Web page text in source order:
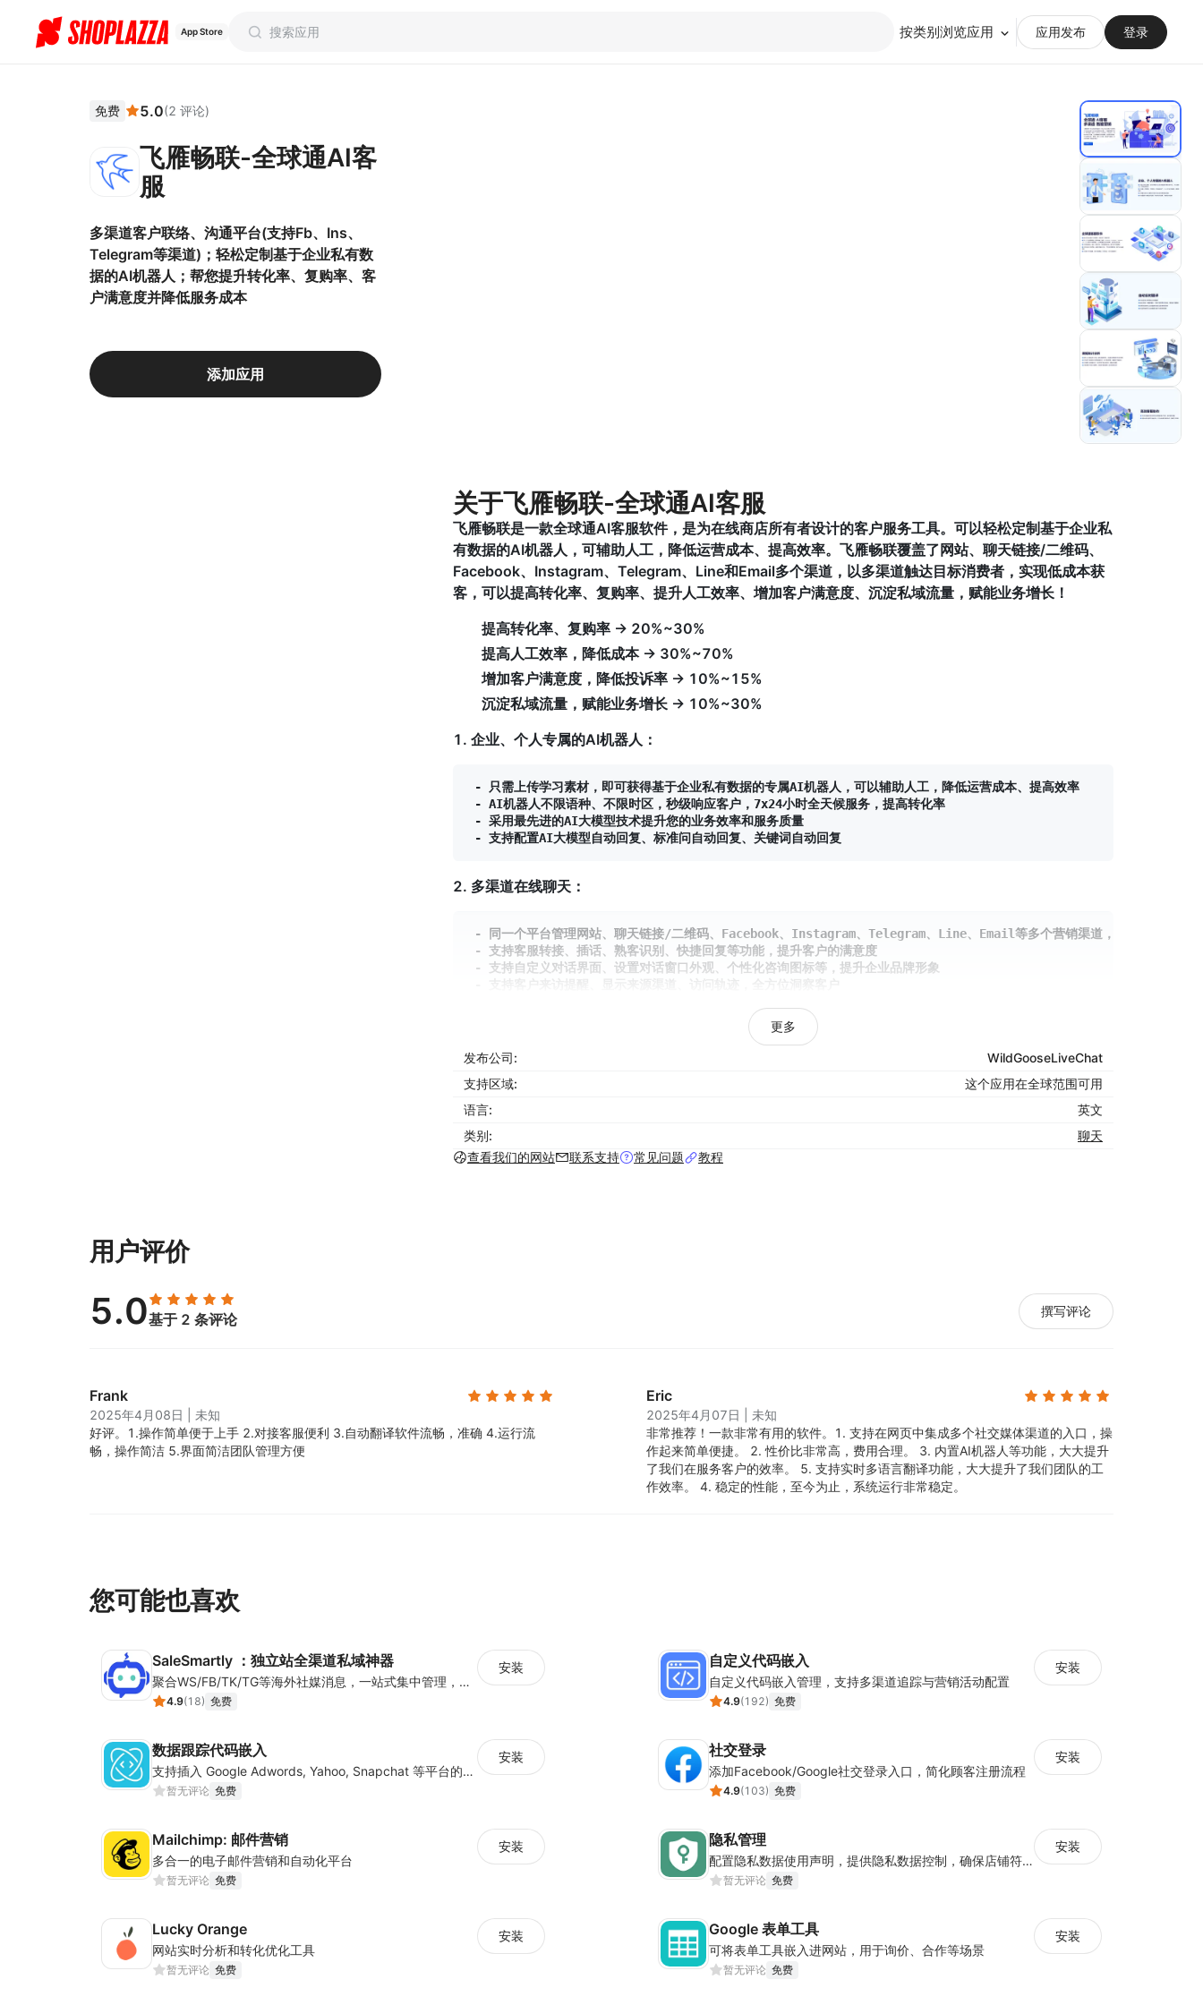
App Store 按类别浏览应用 应用发布 登录
免费 5.0(2 评论)
飞雁畅联-全球通AI客
服
多渠道客户联络、沟通平台(支持Fb、Ins、
Telegram等渠道)；轻松定制基于企业私有数
据的AI机器人；帮您提升转化率、复购率、客
户满意度并降低服务成本
添加应用
关于飞雁畅联-全球通AI客服
飞雁畅联是一款全球通AI客服软件，是为在线商店所有者设计的客户服务工具。可以轻松定制基于企业私
有数据的AI机器人，可辅助人工，降低运营成本、提高效率。飞雁畅联覆盖了网站、聊天链接/二维码、
Facebook、Instagram、Telegram、Line和Email多个渠道，以多渠道触达目标消费者，实现低成本获
客，可以提高转化率、复购率、提升人工效率、增加客户满意度、沉淀私域流量，赋能业务增长！
提高转化率、复购率 -> 20%~30%
提高人工效率，降低成本 -> 30%~70%
增加客户满意度，降低投诉率 -> 10%~15%
沉淀私域流量，赋能业务增长 -> 10%~30%
1. 企业、个人专属的AI机器人：
- 只需上传学习素材，即可获得基于企业私有数据的专属AI机器人，可以辅助人工，降低运营成本、提高效率
- AI机器人不限语种、不限时区，秒级响应客户，7x24小时全天候服务，提高转化率
- 采用最先进的AI大模型技术提升您的业务效率和服务质量
2. 多渠道在线聊天：
- 同一个平台管理网站、聊天链接/二维码、Facebook、Instagram、Telegram、Line、Email等多个营销渠道，以多渠道触达目
- 支持客服转接、插话、熟客识别、快捷回复等功能，提升客户的满意度
- 支持自定义对话界面、设置对话窗口外观、个性化咨询图标等，提升企业品牌形象
- 支持全球201种语言之间的翻译
- 接收的消息可以自动翻译为团队成员使用的语言
更多
发布公司:
WildGooseLiveChat
支持区域:
这个应用在全球范围可用
语言:
英文
类别:
聊天
查看我们的网站
联系支持 常见问题 教程
用户评价
5.0基于 2 条评论 撰写评论
Frank
2025年4月08日
未知
好评。
1.操作简单便于上手 2.对接客服便利 3.自动翻译软件流畅，准确 4.运行流
畅，操作简洁 5.界面简洁团队管理方便
Eric
2025年4月07日
未知
非常推荐！一款非常有用的软件。
1. 支持在网页中集成多个社交媒体渠道的入口，操
作起来简单便捷。 2. 性价比非常高，费用合理。 3. 内置AI机器人等功能，大大提升
了我们在服务客户的效率。 5. 支持实时多语言翻译功能，大大提升了我们团队的工
作效率。 4. 稳定的性能，至今为止，系统运行非常稳定。
您可能也喜欢
SaleSmartly ：独立站全渠道私域神器
聚合WS/FB/TK/TG等海外社媒消息，一站式集中管理，集成客户管理（SCRM）、多语言实时翻译及智能群发功能，助力独立站卖家高效协同跨境沟通。
4.9(18) 免费
安装 自定义代码嵌入
自定义代码嵌入管理，支持多渠道追踪与营销活动配置
4.9(192) 免费
安装
数据跟踪代码嵌入
支持插入 Google Adwords, Yahoo, Snapchat 等平台的数据跟踪代码
暂无评论 免费
安装 社交登录
添加Facebook/Google社交登录入口，简化顾客注册流程
4.9(103) 免费
安装
Mailchimp: 邮件营销
多合一的电子邮件营销和自动化平台
暂无评论 免费
安装 隐私管理
配置隐私数据使用声明，提供隐私数据控制，确保店铺符合经营地隐私法案
暂无评论 免费
安装
Lucky Orange
网站实时分析和转化优化工具
暂无评论 免费
安装 Google 表单工具
可将表单工具嵌入进网站，用于询价、合作等场景
暂无评论 免费
安装